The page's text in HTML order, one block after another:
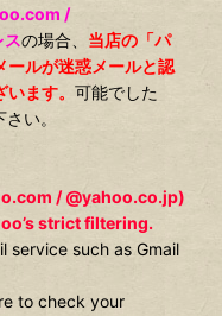
/
スの場合、 当店の「パ
ールが迷惑メールと認
ます。 可能でした
い。
/ @yahoo.co.jp)
strict filtering.
service such as Gmail
to check your